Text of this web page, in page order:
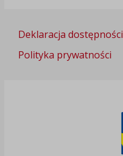
Deklaracja dostępności
Polityka prywatności